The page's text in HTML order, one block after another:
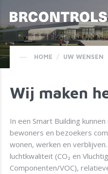
HOME / UW WENSEN
Wij maken
In een Smart Building
bewoners en bezoekers
wonen, werken en
luchtkwaliteit (CO₂ en
Componenten/VOC),